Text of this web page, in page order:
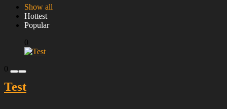
Show all
Hottest
Popular
0
0
Test